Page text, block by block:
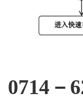
0714－